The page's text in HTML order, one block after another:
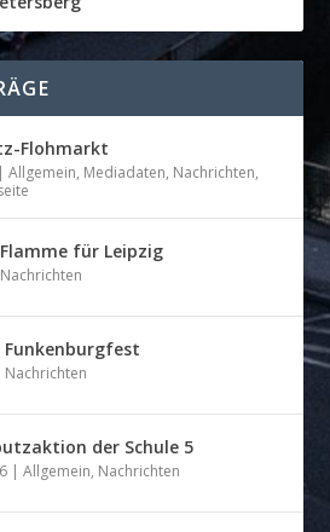
Flohmarkt
|Allgemein, Mediadaten, Nachrichten,
für Leipzig
Nachrichten
Funkenburgfest
Nachrichten
der Schule 5
|Allgemein, Nachrichten